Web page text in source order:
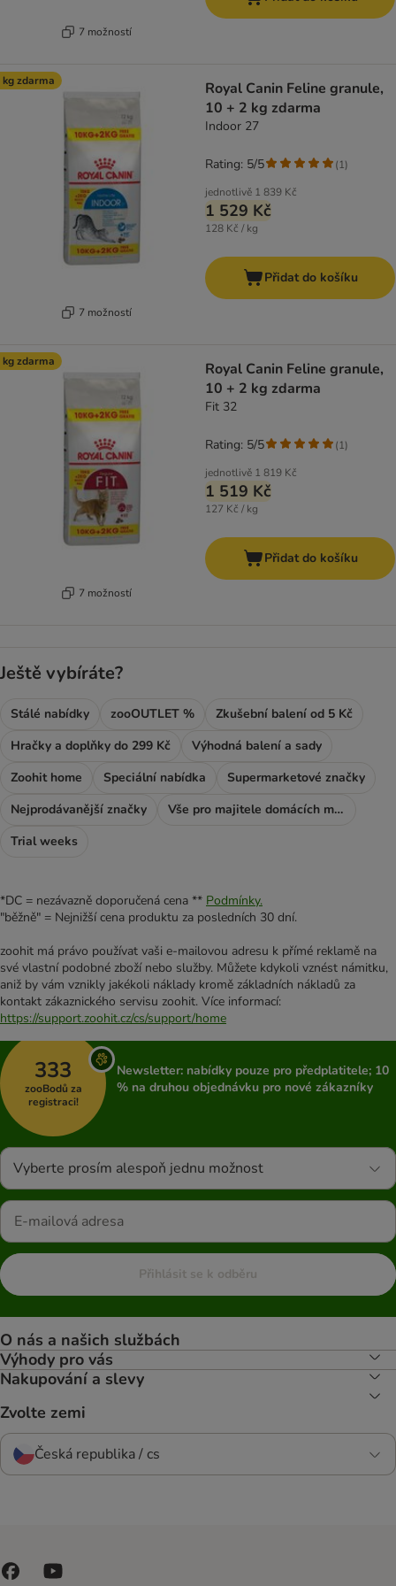
7 možností
kg zdarma
7 možností
Royal Canin Feline granule,
10 + 2 kg zdarma
Indoor 27
jednotlivě 1 839 Kč
1 529 Kč
128 Kč / kg
Rating: 5/5 (1)
Přidat do košíku
kg zdarma
7 možností
Royal Canin Feline granule,
10 + 2 kg zdarma
Fit 32
jednotlivě 1 819 Kč
1 519 Kč
127 Kč / kg
Rating: 5/5 (1)
Přidat do košíku
Ještě vybíráte?
Stálé nabídky zooOUTLET %
Zkušební balení od 5 Kč
Hračky a doplňky do 299 Kč
Výhodná balení a sady
Zoohit home
Speciální nabídka
Supermarketové značky
Nejprodávanější značky
Vše pro majitele domácích mazlíčků
Trial weeks
*DC = nezávazně doporučená cena ** Podmínky.
"běžně" = Nejnižší cena produktu za posledních 30 dní.
zoohit má právo používat vaši e-mailovou adresu k přímé reklamě na
své vlastní podobné zboží nebo služby. Můžete kdykoli vznést námitku,
aniž by vám vznikly jakékoli náklady kromě základních nákladů za
kontakt zákaznického servisu zoohit. Více informací:
https://support.zoohit.cz/cs/support/home
333
zooBodů za
registraci!
Newsletter: nabídky pouze pro předplatitele; 10
% na druhou objednávku pro nové zákazníky
Vyberte prosím alespoň jednu možnost
Přihlásit se k odběru
O nás a našich službách
Výhody pro vás
Nakupování a slevy
Zvolte zemi
Česká republika / cs